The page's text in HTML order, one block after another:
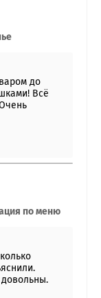
до
Всё
по меню